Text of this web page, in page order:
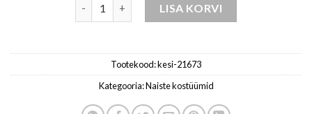
LISA KORVI
Tootekood:kesi-21673
Kategooria:Naiste kostüümid